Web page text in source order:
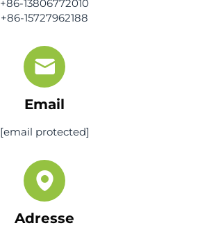
+86-13806772010
+86-15727962188
Email
[email protected]
Adresse